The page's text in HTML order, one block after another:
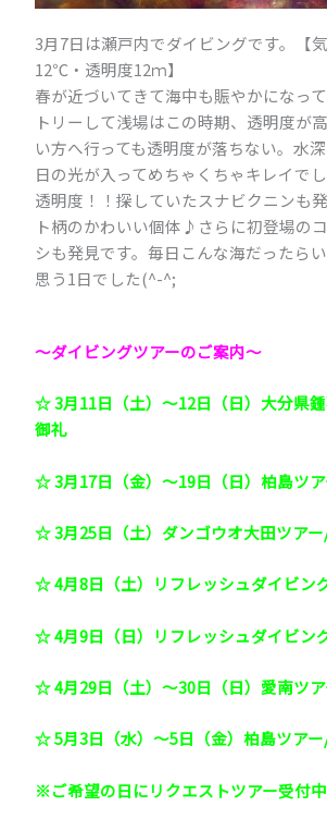
3月7日は瀬戸内でダイビングです。【
12℃・透明度12ｍ】
春が近づいてきて海中も賑やかになっ
トリーして浅場はこの時期、透明度が
い方へ行っても透明度が落ちない。水
日の光が入ってめちゃくちゃキレイで
透明度！！探していたスナビクニンも
ト柄のかわいい個体♪さらに初登場の
シも発見です。毎日こんな海だったら
思う1日でした(^-^;
～ダイビングツアーのご案内～
☆ 3月11日（土）～12日（日）大分県
御礼
☆ 3月17日（金）～19日（日）柏島ツ
☆ 3月25日（土）ダンゴウオ大田ツア
☆ 4月8日（土）リフレッシュダイビン
☆ 4月9日（日）リフレッシュダイビン
☆ 4月29日（土）～30日（日）愛南ツ
☆ 5月3日（水）～5日（金）柏島ツア
※ご希望の日にリクエストツアー受付中